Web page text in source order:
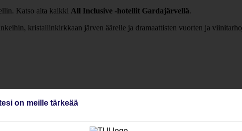
Katso alta kaikki All Inclusive -hotellit Gardajärvellä.
kristallinkirkkaan järven äärelle ja dramaattisten vuorten ja
on meille tärkeää